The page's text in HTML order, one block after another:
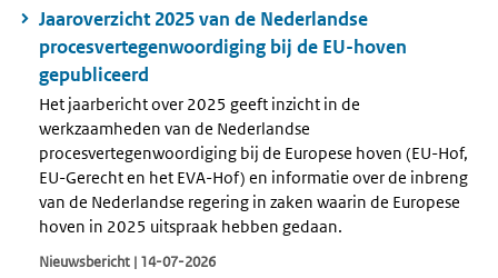
Jaaroverzicht 2025 van de Nederlandse
procesvertegenwoordiging bij de EU-hoven
gepubliceerd
Het jaarbericht over 2025 geeft inzicht in de
werkzaamheden van de Nederlandse
procesvertegenwoordiging bij de Europese hoven (EU-Hof,
EU-Gerecht en het EVA-Hof) en informatie over de inbreng
van de Nederlandse regering in zaken waarin de Europese
hoven in 2025 uitspraak hebben gedaan.
Nieuwsbericht | 14-07-2026